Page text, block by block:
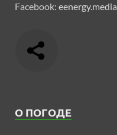
Facebook: eenergy.media
О ПОГОДЕ